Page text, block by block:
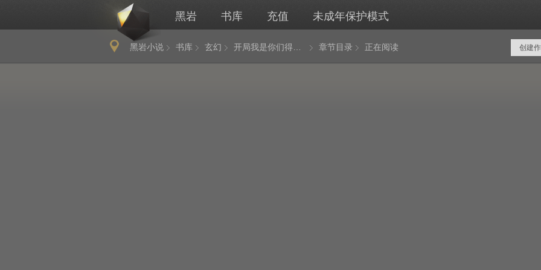
黑岩 书库 充值 未成年保护模式
黑岩小说 书库 玄幻 章节目录 正在阅读 创建